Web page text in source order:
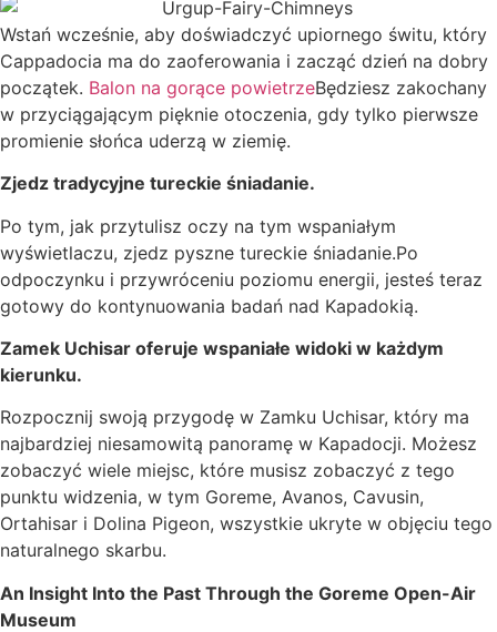
Wstań wcześnie, aby doświadczyć upiornego świtu, który
Cappadocia ma do zaoferowania i zacząć dzień na dobry
początek. Balon na gorące powietrzeBędziesz zakochany
w przyciągającym pięknie otoczenia, gdy tylko pierwsze
promienie słońca uderzą w ziemię.
Zjedz tradycyjne tureckie śniadanie.
Po tym, jak przytulisz oczy na tym wspaniałym
wyświetlaczu, zjedz pyszne tureckie śniadanie.Po
odpoczynku i przywróceniu poziomu energii, jesteś teraz
gotowy do kontynuowania badań nad Kapadokią.
Zamek Uchisar oferuje wspaniałe widoki w każdym
kierunku.
Rozpocznij swoją przygodę w Zamku Uchisar, który ma
najbardziej niesamowitą panoramę w Kapadocji. Możesz
zobaczyć wiele miejsc, które musisz zobaczyć z tego
punktu widzenia, w tym Goreme, Avanos, Cavusin,
Ortahisar i Dolina Pigeon, wszystkie ukryte w objęciu tego
naturalnego skarbu.
An Insight Into the Past Through the Goreme Open-Air
Museum